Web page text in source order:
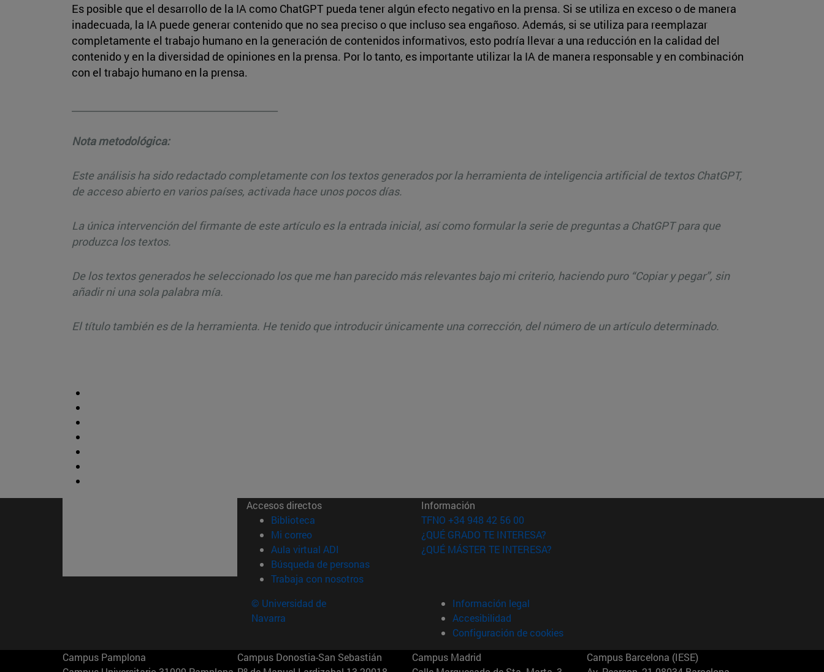
Es posible que el desarrollo de la IA como ChatGPT pueda tener algún efecto negativo en la prensa. Si se utiliza en exceso o de manera
inadecuada, la IA puede generar contenido que no sea preciso o que incluso sea engañoso. Además, si se utiliza para reemplazar
completamente el trabajo humano en la generación de contenidos informativos, esto podría llevar a una reducción en la calidad del
contenido y en la diversidad de opiniones en la prensa. Por lo tanto, es importante utilizar la IA de manera responsable y en combinación
con el trabajo humano en la prensa.
Nota metodológica:
Este análisis ha sido redactado completamente con los textos generados por la herramienta de inteligencia artificial de textos ChatGPT,
de acceso abierto en varios países, activada hace unos pocos días.
La única intervención del firmante de este artículo es la entrada inicial, así como formular la serie de preguntas a ChatGPT para que
produzca los textos.
De los textos generados he seleccionado los que me han parecido más relevantes bajo mi criterio, haciendo puro “Copiar y pegar”, sin
añadir ni una sola palabra mía.
El título también es de la herramienta. He tenido que introducir únicamente una corrección, del número de un artículo determinado.
Accesos directos
Biblioteca (abre en nueva ventana)
Mi correo(abre en nueva ventana)
Aula virtual ADI (abre en nueva ventana)
Búsqueda de personas(abre en nueva ventana)
Trabaja con nosotros(abre en nueva ventana)
Información
TFNO +34 948 42 56 00
¿QUÉ GRADO TE INTERESA?
¿QUÉ MÁSTER TE INTERESA?
© Universidad de
Navarra
Información legal
Accesibilidad
Configuración de cookies
Campus Pamplona
Campus Donostia-San Sebastián
Campus Madrid
Campus Barcelona (IESE)